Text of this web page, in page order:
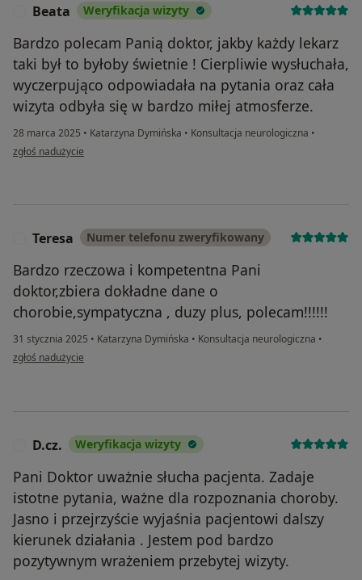
Beata Weryfikacja wizyty
Bardzo polecam Panią doktor, jakby każdy lekarz
taki był to byłoby świetnie ! Cierpliwie wysłuchała,
wyczerpująco odpowiadała na pytania oraz cała
wizyta odbyła się w bardzo miłej atmosferze.
28 marca 2025 • Katarzyna Dymińska • Konsultacja neurologiczna •
w opinii użytkownika Beata
zgłoś nadużycie
Teresa Numer telefonu zweryfikowany
Bardzo rzeczowa i kompetentna Pani
doktor,zbiera dokładne dane o
chorobie,sympatyczna , duzy plus, polecam!!!!!!
31 stycznia 2025 • Katarzyna Dymińska • Konsultacja neurologiczna •
w opinii użytkownika Teresa
zgłoś nadużycie
D.cz. Weryfikacja wizyty
Pani Doktor uważnie słucha pacjenta. Zadaje
istotne pytania, ważne dla rozpoznania choroby.
Jasno i przejrzyście wyjaśnia pacjentowi dalszy
kierunek działania . Jestem pod bardzo
pozytywnym wrażeniem przebytej wizyty.